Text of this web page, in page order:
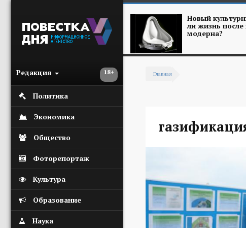
18+
Редакция
Политика
Экономика
Общество
Фоторепортаж
Культура
Образование
Наука
Новый
ли жизнь после
модерна?
Главная